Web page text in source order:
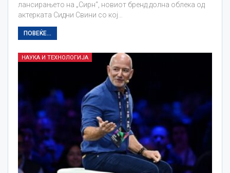
лансирањето на „Сирн“, новиот бренд долна облека од
актерката Сидни Свини со кој…
ПОВЕЌЕ...
НАУКА И ТЕХНОЛОГИЈА